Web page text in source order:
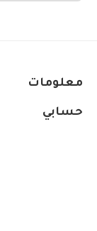
معلومات
حسابي